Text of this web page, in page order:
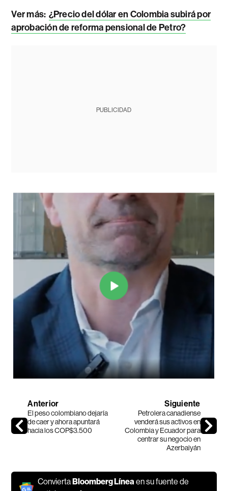
Ver más: ¿Precio del dólar en Colombia subirá por
aprobación de reforma pensional de Petro?
PUBLICIDAD
Anterior
El peso colombiano dejaría
de caer y ahora apuntará
hacia los COP$3.500
Siguiente
Petrolera canadiense
venderá sus activos en
Colombia y Ecuador para
centrar su negocio en
Azerbaiyán
Convierta Bloomberg Líneaen su fuente de